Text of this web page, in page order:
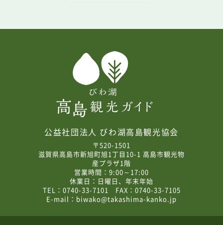
公益社団法人 びわ湖高島観光協会
〒520-1501
滋賀県高島市新旭町旭1丁目10-1 高島市観光物
産プラザ1階
営業時間：9:00～17:00
休業日：日曜日、年末年始
TEL：0740-33-7101 FAX：0740-33-7105
E-mail： biwako@takashima-kanko.jp